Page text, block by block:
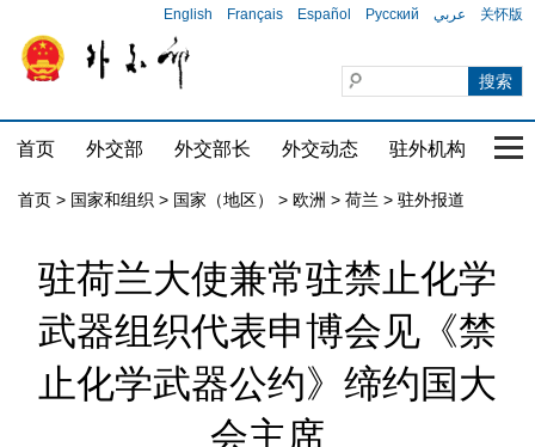
English Français Español Русский عربي 关怀版
首页 外交部 外交部长 外交动态 驻外机构 国
首页 > 国家和组织 > 国家（地区） > 欧洲 > 荷兰 > 驻外报道
驻荷兰大使兼常驻禁止化学
武器组织代表申博会见《禁
止化学武器公约》缔约国大
会主席